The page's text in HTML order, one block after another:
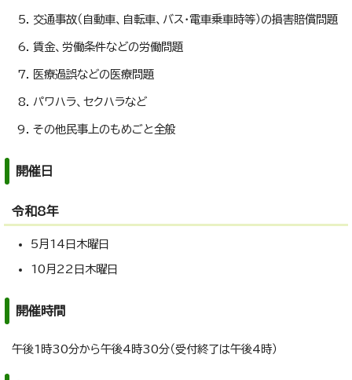
交通事故（自動車、自転車、バス・電車乗車時等）の損害賠償問題
賃金、労働条件などの労働問題
医療過誤などの医療問題
パワハラ、セクハラなど
その他民事上のもめごと全般
開催日
令和8年
5月14日木曜日
10月22日木曜日
開催時間
午後1時30分から午後4時30分（受付終了は午後4時）